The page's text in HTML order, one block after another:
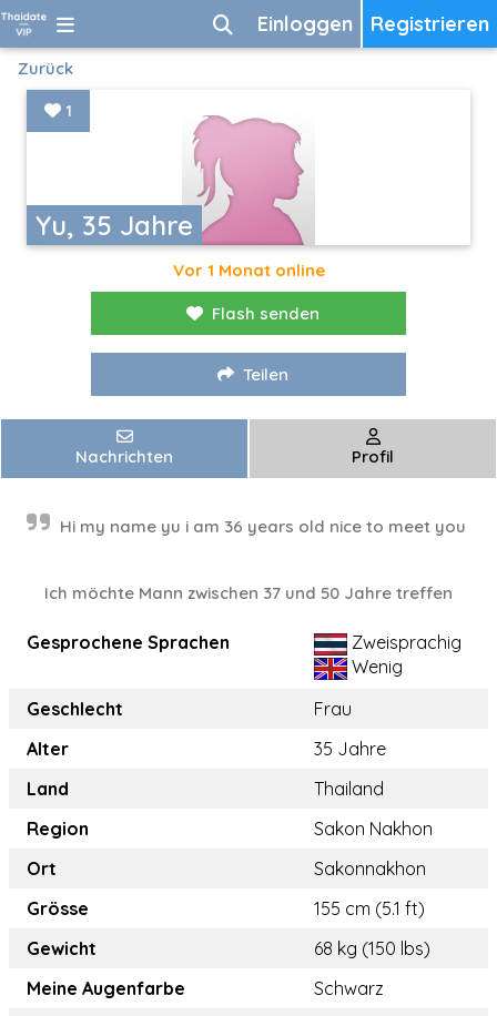
Registrieren
Einloggen
Zurück
Yu, 35 Jahre
1
Vor 1 Monat online
Flash senden
Teilen
Nachrichten Profil
Hi my name yu i am 36 years old nice to meet you
Ich möchte Mann zwischen 37 und 50 Jahre treffen
Gesprochene Sprachen
Zweisprachig
Wenig
Geschlecht
Frau
Alter
35 Jahre
Land
Thailand
Region
Sakon Nakhon
Ort
Sakonnakhon
Grösse
155 cm (5.1 ft)
Gewicht
68 kg (150 lbs)
Meine Augenfarbe
Schwarz